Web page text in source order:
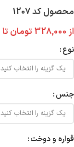
محصول کد 1207
از 328,000 تومان تا
نوع
جنس
قواره و دوخت